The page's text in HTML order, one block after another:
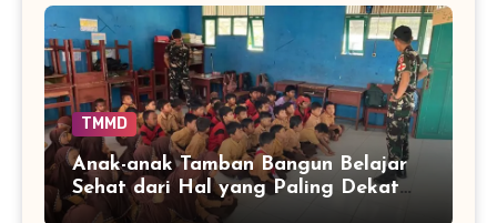
TMMD
Anak-anak Tamban Bangun Belajar
Sehat dari Hal yang Paling Dekat
dengan Keseharian